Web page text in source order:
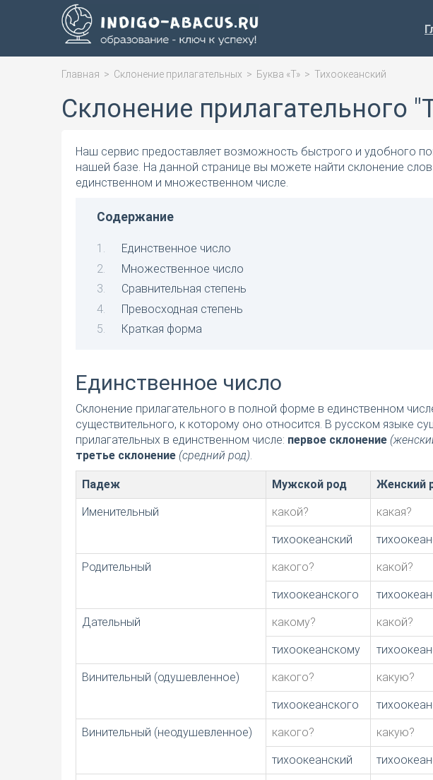
Главная > Склонение прилагательных > Буква «Т» > Тихоокеанский
Склонение прилагательного
Наш сервис предоставляет возможность быстрого и удобного
нашей базе. На данной странице вы можете найти склонение
единственном и множественном числе.
Содержание
Единственное число
Множественное число
Сравнительная степень
Превосходная степень
Краткая форма
Единственное число
Склонение прилагательного в полной форме в единственном
существительного, к которому оно относится. В русском языке
прилагательных в единственном числе: первое склонение
третье склонение (средний род).
Падеж Мужской род Женский
Именительный какой? какая?
тихоокеанский
Родительный какого? какой?
тихоокеанского
Дательный какому? какой?
тихоокеанскому
Винительный (одушевленное) какого? какую?
тихоокеанского
Винительный (неодушевленное) какого? какую?
тихоокеанский